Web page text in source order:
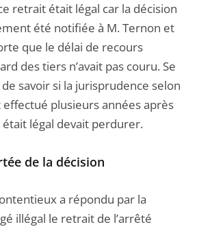
retrait était légal car la décision
été notifiée à M. Ternon et
que le délai de recours
des tiers n’avait pas couru. Se
savoir si la jurisprudence selon
plusieurs années après
était légal devait perdurer.
de la décision
a répondu par la
illégal le retrait de l’arrêté